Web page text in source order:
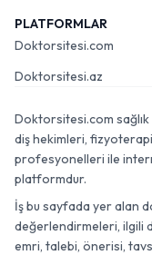
PLATFORMLAR
Doktorsitesi.com
Doktorsitesi.az
Doktorsitesi.com
diş hekimleri,
profesyonelleri ile
platformdur.
İş bu sayfada yer alan
değerlendirmeleri, ilgili
emri, talebi, önerisi,